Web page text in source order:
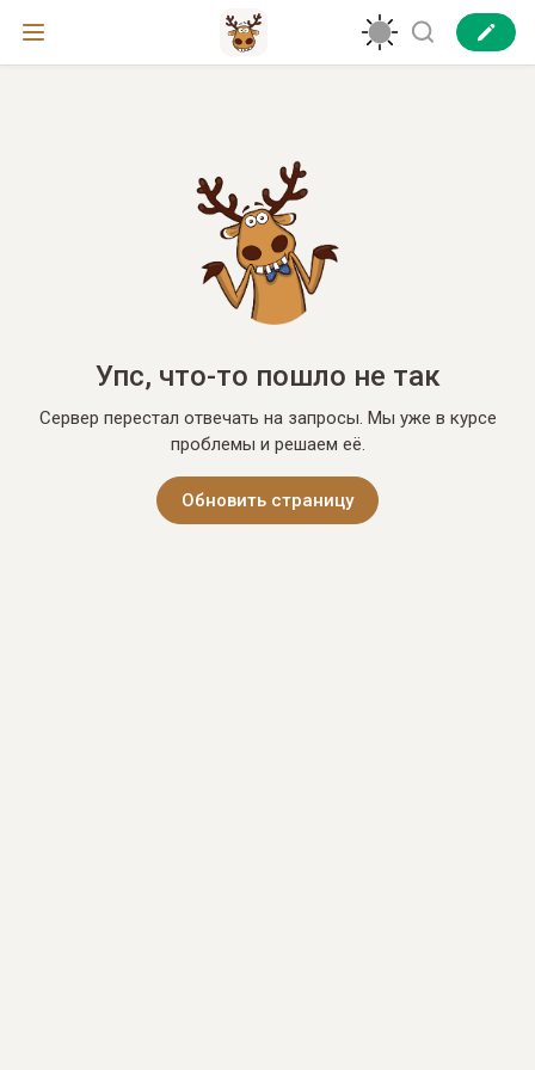
Упс, что-то пошло не так
Сервер перестал отвечать на запросы. Мы уже в курсе
проблемы и решаем её.
Обновить страницу